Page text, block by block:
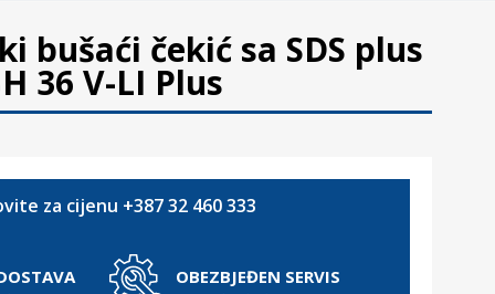
bušaći čekić sa SDS plus
36 V-LI Plus
za cijenu +387 32 460 333
OBEZBJEĐEN SERVIS